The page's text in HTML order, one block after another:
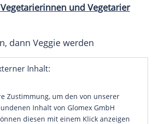
und Vegetarier
dann Veggie werden
Inhalt:
Zustimmung, um den von unserer
Inhalt von Glomex GmbH
diesen mit einem Klick anzeigen